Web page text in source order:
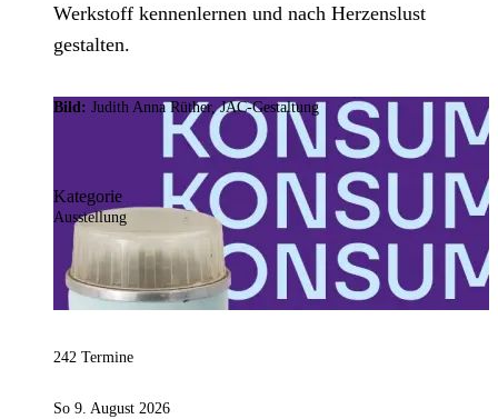
Werkstoff kennenlernen und nach Herzenslust
gestalten.
Bild: Judith Anna Rüther, JAC-Gestaltung
Kategorie
Ausstellung
242 Termine
So 9. August 2026